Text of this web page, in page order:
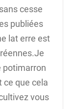
cesse
publiées
lat erre est
potimarron
ce que cela
vous